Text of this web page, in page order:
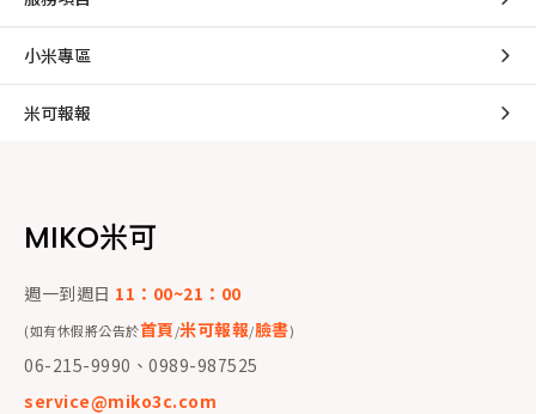
小米專區
米可報報
MIKO米可
週一到週日 11：00~21：00
(如有休假將公告於首頁/米可報報/臉書)
06-215-9990、0989-987525
service@miko3c.com